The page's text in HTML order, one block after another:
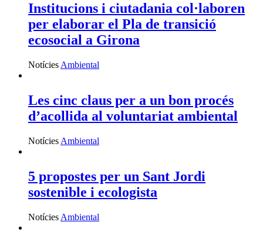
Institucions i ciutadania col·laboren
per elaborar el Pla de transició
ecosocial a Girona
Notícies Ambiental
Les cinc claus per a un bon procés
d’acollida al voluntariat ambiental
Notícies Ambiental
5 propostes per un Sant Jordi
sostenible i ecologista
Notícies Ambiental